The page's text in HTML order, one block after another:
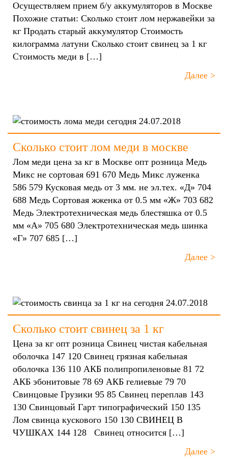
Осуществляем прием б/у аккумуляторов в Москве
Похожие статьи: Сколько стоит лом нержавейки за
кг Продать старый аккумулятор Стоимость
килограмма латуни Сколько стоит свинец за 1 кг
Стоимость меди в […]
Далее >
24.07.2018
Сколько стоит лом меди в москве
Лом меди цена за кг в Москве опт розница Медь
Микс не сортовая 691 670 Медь Микс луженка
586 579 Кусковая медь от 3 мм. не эл.тех. «Д» 704
688 Медь Сортовая жженка от 0.5 мм «Ж» 703 682
Медь Электротехническая медь блестяшка от 0.5
мм «А» 705 680 Электротехническая медь шинка
«Г» 707 685 […]
Далее >
24.07.2018
Сколько стоит свинец за 1 кг
Цена за кг опт розница Свинец чистая кабельная
оболочка 147 120 Свинец грязная кабельная
оболочка 136 110 АКБ полипропиленовые 81 72
АКБ эбонитовые 78 69 АКБ гелиевые 79 70
Свинцовые Грузики 95 85 Свинец переплав 143
130 Свинцовый Гарт типографический 150 135
Лом свинца кускового 150 130 СВИНЕЦ В
ЧУШКАХ 144 128 Свинец относится […]
Далее >